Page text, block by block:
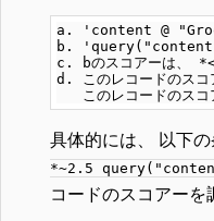
a. 'content @
b. 'query("content",
c. bのスコアーは、
d. このレコードのス
具体的には、 以下
*~2.5
コードのスコアーを